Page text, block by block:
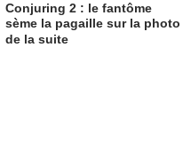
Conjuring 2 : le fantôme
sème la pagaille sur la photo
de la suite